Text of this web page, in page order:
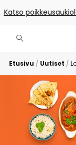
poikkeusaukioloajat
Etusivu / Uutiset /